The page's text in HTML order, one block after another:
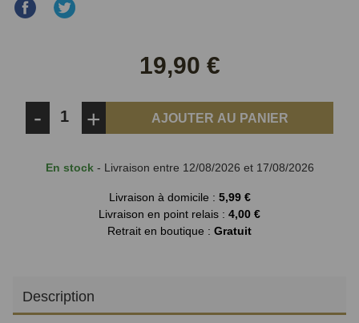
Partager
19,90 €
-
+ AJOUTER AU PANIER
En stock - Livraison entre 12/08/2026 et 17/08/2026
Livraison à domicile : 5,99 €
Livraison en point relais : 4,00 €
Retrait en boutique : Gratuit
Description